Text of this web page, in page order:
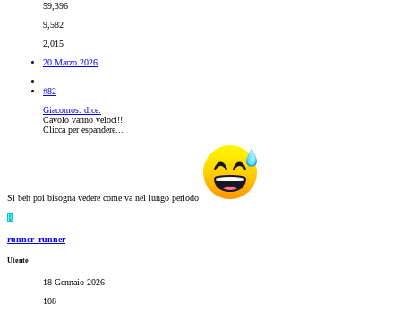
59,396
9,582
2,015
20 Marzo 2026
#82
Giacomos. dice:
Cavolo vanno veloci!!
Clicca per espandere...
Si beh poi bisogna vedere come va nel lungo periodo
R
runner_runner
Utente
18 Gennaio 2026
108